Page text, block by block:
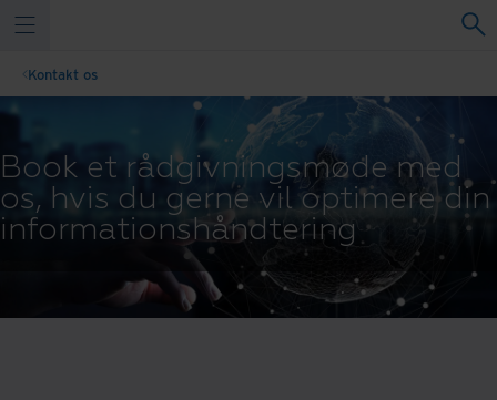
Kontakt os
Book et rådgivningsmøde med
os, hvis du gerne vil optimere din
informationshåndtering